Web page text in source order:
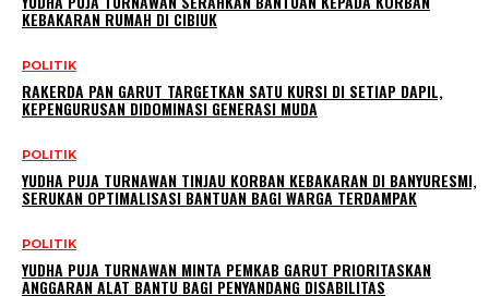
KEBAKARAN RUMAH DI CIBIUK
POLITIK
RAKERDA PAN GARUT TARGETKAN SATU KURSI DI SETIAP DAPIL,
KEPENGURUSAN DIDOMINASI GENERASI MUDA
POLITIK
YUDHA PUJA TURNAWAN TINJAU KORBAN KEBAKARAN DI BANYURESMI,
SERUKAN OPTIMALISASI BANTUAN BAGI WARGA TERDAMPAK
POLITIK
YUDHA PUJA TURNAWAN MINTA PEMKAB GARUT PRIORITASKAN
ANGGARAN ALAT BANTU BAGI PENYANDANG DISABILITAS